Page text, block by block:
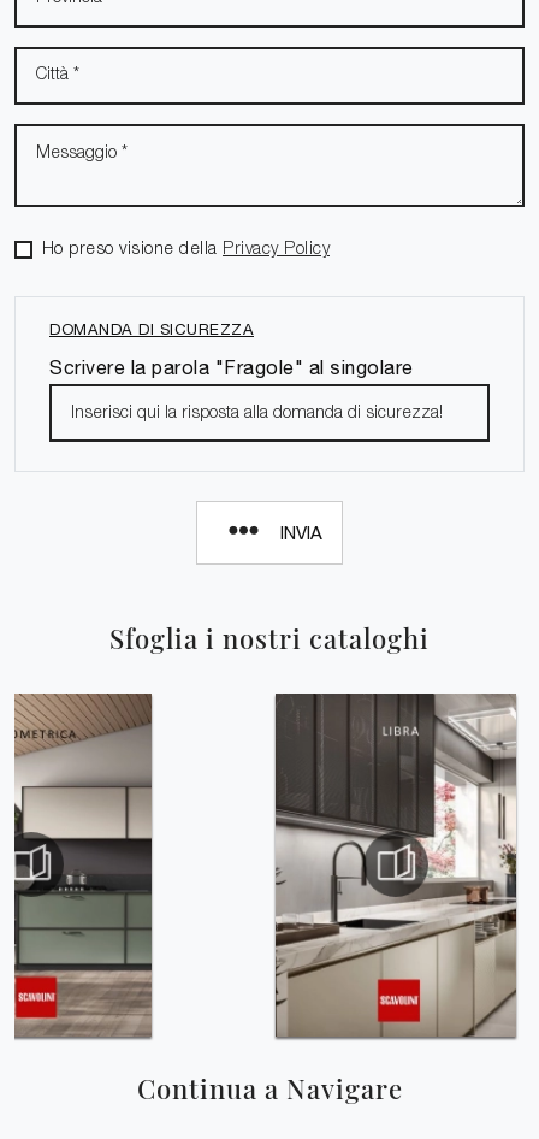
Sfoglia i nostri cataloghi
Continua a Navigare
Ho preso visione della Privacy Policy
DOMANDA DI SICUREZZA
Scrivere la parola "Fragole" al singolare
INVIA